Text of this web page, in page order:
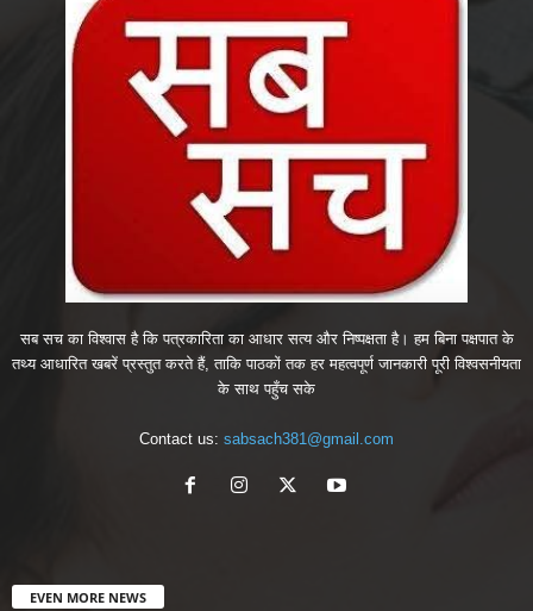
सब सच का विश्वास है कि पत्रकारिता का आधार सत्य और निष्पक्षता है। हम बिना पक्षपात के
तथ्य आधारित खबरें प्रस्तुत करते हैं, ताकि पाठकों तक हर महत्वपूर्ण जानकारी पूरी विश्वसनीयता
के साथ पहुँच सके
Contact us: sabsach381@gmail.com
EVEN MORE NEWS